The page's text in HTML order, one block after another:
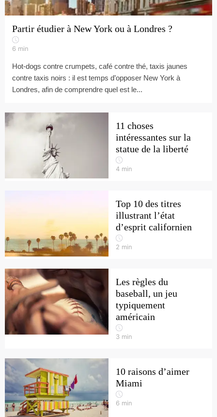
Partir étudier à New York ou à Londres ?
6 min
Hot-dogs contre crumpets, café contre thé, taxis jaunes
contre taxis noirs : il est temps d’opposer New York à
Londres, afin de comprendre quel est le...
11 choses
intéressantes sur la
statue de la liberté
4 min
Top 10 des titres
illustrant l’état
d’esprit californien
2 min
Les règles du
baseball, un jeu
typiquement
américain
3 min
10 raisons d’aimer
Miami
6 min